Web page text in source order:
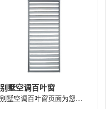
别墅空调百叶窗
别墅空调百叶窗页面为您提供别墅空调百叶窗价格、图片、介绍、规格、参数、特点、优势、应用以及别墅空调百叶窗厂家电话、地址等信息。...